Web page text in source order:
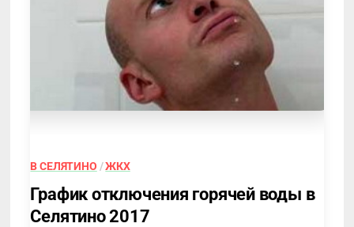
В СЕЛЯТИНО /ЖКХ
График отключения горячей воды в
Селятино 2017